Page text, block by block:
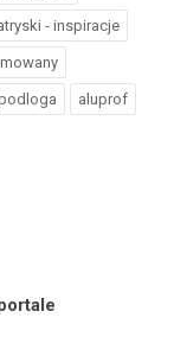
- inspiracje
aluprof